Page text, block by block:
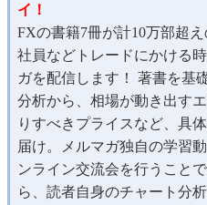
イ！
FXの書籍7冊が計10万部超
社員などトレードにかける
ガを配信します！ 著書を基
分析から、相場が動き出す
りすべきプライスなど、具
届け。メルマガ独自の学習
ンライン交流会を行うこと
ら、読者自身のチャート分